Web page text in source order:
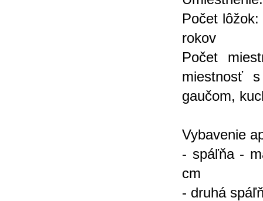
Počet
rokov
Počet
miestnosť
gaučom,
Vybavenie
- spáľňa -
cm
- druhá